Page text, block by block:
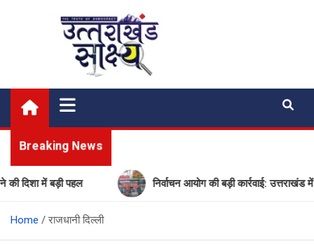
Uttarakhand Shakshya
My News Portal
Breaking News
पहल निर्वाचन आयोग की बड़ी कार्रवाई: उत्तराखंड में 17 गैर-
Home राजधानी दिल्ली